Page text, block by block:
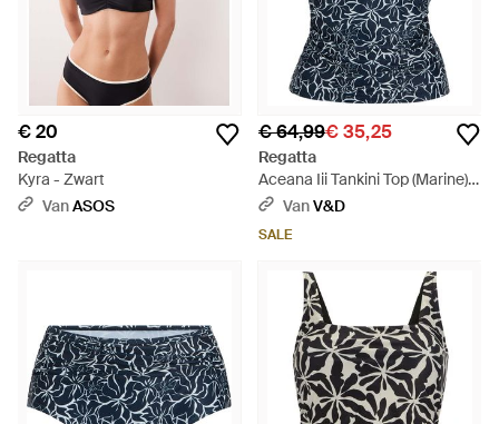
€ 20
Regatta
Kyra - Zwart
VanASOS
€ 64,99€ 35,25
Regatta
Aceana Iii Tankini Top (Marine) -
Blauw
VanV&D
SALE